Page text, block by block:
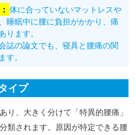
体に合っていないマットレスや
睡眠中に腰に負担がかかり、痛
ります。
誌の論文でも、寝具と腰痛の関
す。
イプ
り、大きく分けて「特異的腰痛」
類されます。原因が特定できる腰